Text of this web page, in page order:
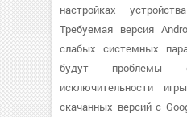
настройках
Требуемая версия
слабых системных
будут
исключительности
скачанных версий с